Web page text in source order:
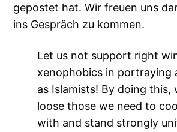
gepostet hat. Wir freuen uns
ins Gespräch zu kommen.
Let us not support right
xenophobics in portraying
as Islamists! By doing this,
loose those we need to
with and stand strongly